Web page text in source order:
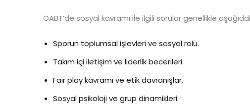
ÖABT’de sosyal kavramı ile ilgili sorular genellikle
Sporun toplumsal işlevleri ve sosyal rolü.
Takım içi iletişim ve liderlik becerileri.
Fair play kavramı ve etik davranışlar.
Sosyal psikoloji ve grup dinamikleri.